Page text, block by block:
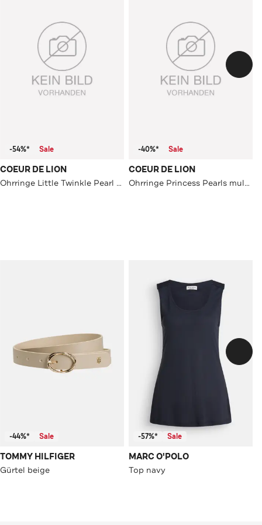
-54%* Sale
COEUR DE LION
Ohrringe Little Twinkle Pearl Mix weiß
-40%* Sale
COEUR DE LION
Ohrringe Princess Pearls multicolorspring
-44%* Sale
TOMMY HILFIGER
Gürtel beige
-57%* Sale
MARC O'POLO
Top navy